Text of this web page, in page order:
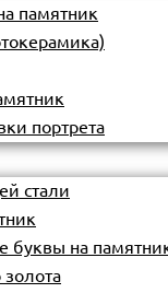
памятник
портрета
стали
буквы на
золота